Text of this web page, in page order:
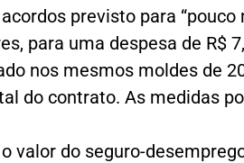
previsto para “pouco
para uma despesa de R$
nos mesmos moldes de
do contrato. As medidas
valor do seguro-